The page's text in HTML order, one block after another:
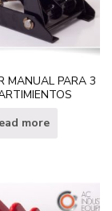
MANUAL PARA 3
more